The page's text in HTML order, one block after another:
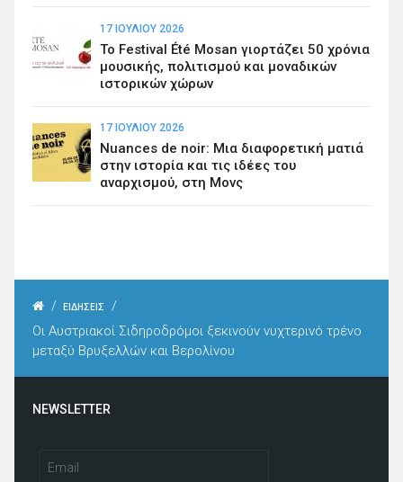
17 ΙΟΥΛΊΟΥ 2026
Το Festival Été Mosan γιορτάζει 50 χρόνια
μουσικής, πολιτισμού και μοναδικών
ιστορικών χώρων
17 ΙΟΥΛΊΟΥ 2026
Nuances de noir: Μια διαφορετική ματιά
στην ιστορία και τις ιδέες του
αναρχισμού, στη Μονς
/ ΕΙΔΗΣΕΙΣ
/
Οι Αυστριακοί Σιδηροδρόμοι ξεκινούν νυχτερινό τρένο
μεταξύ Βρυξελλών και Βερολίνου
NEWSLETTER